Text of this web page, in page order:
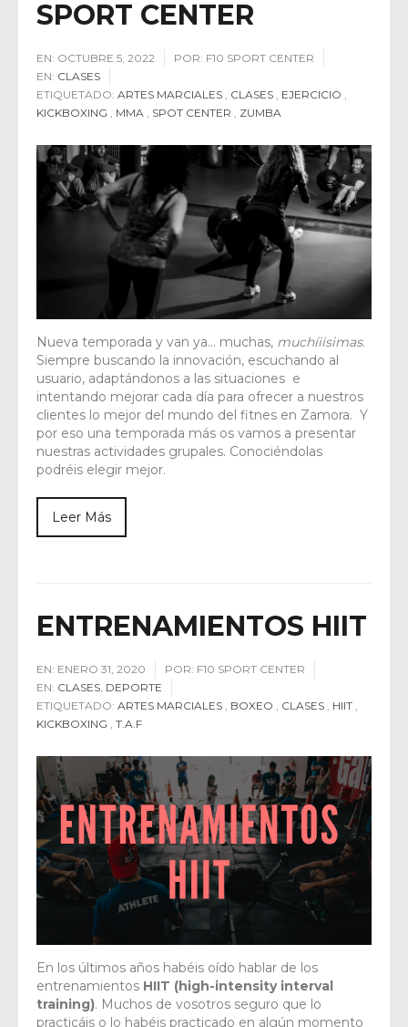
SPORT CENTER
EN: OCTUBRE 5, 2022 POR: F10 SPORT CENTER
EN: CLASES
ETIQUETADO: ARTES MARCIALES , CLASES , EJERCICIO ,
KICKBOXING , MMA , SPOT CENTER , ZUMBA
Nueva temporada y van ya… muchas, muchíiisimas.
Siempre buscando la innovación, escuchando al
usuario, adaptándonos a las situaciones e
intentando mejorar cada día para ofrecer a nuestros
clientes lo mejor del mundo del fitnes en Zamora. Y
por eso una temporada más os vamos a presentar
nuestras actividades grupales. Conociéndolas
podréis elegir mejor.
Leer Más
ENTRENAMIENTOS HIIT
EN: ENERO 31, 2020 POR: F10 SPORT CENTER
EN: CLASES, DEPORTE
ETIQUETADO: ARTES MARCIALES , BOXEO , CLASES , HIIT ,
KICKBOXING , T.A.F
En los últimos años habéis oído hablar de los
entrenamientos HIIT (high-intensity interval
training). Muchos de vosotros seguro que lo
practicáis o lo habéis practicado en algún momento